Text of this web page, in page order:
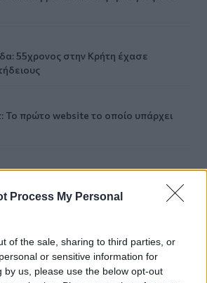
Process My Personal
of the sale, sharing to third parties, or
or sensitive information for
by us, please use the below opt-out
55χρονος στην Κρήτη έχασε
Το πρώτο website το οποίο υπάρχει
και οι μέρες λειτουργίας του
στην Εφημερίδα της